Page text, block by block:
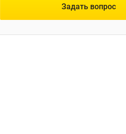
Задать вопрос